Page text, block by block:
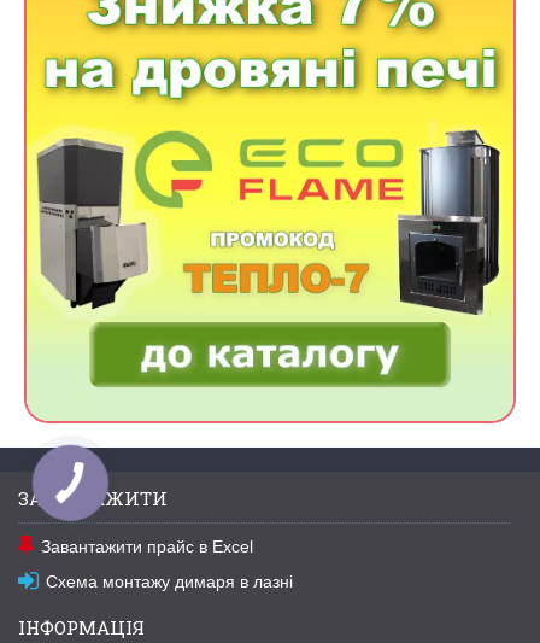
ЗАВАНТАЖИТИ
Завантажити прайс в Excel
Схема монтажу димаря в лазні
ІНФОРМАЦІЯ